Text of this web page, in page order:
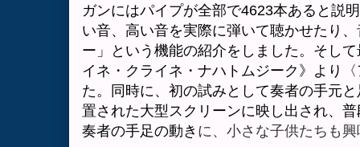
ガンにはパイプが全部で4623本あると説
い音、高い音を実際に弾いて聴かせたり
ー」という機能の紹介をしました。そし
イネ・クライネ・ナハトムジーク》より
た。同時に、初の試みとして奏者の手元
置された大型スクリーンに映し出され、
奏者の手足の動き に、小さな子供たちも